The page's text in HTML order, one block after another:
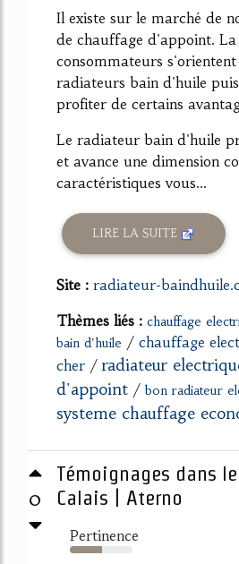
Il existe sur le marché de
de chauffage d'appoint.
consommateurs
radiateurs bain d'huile
profiter de certains
Le radiateur bain d'huile
et avance une dimension
caractéristiques vous...
LIRE LA SUITE
Site : radiateur-
Thèmes liés : chauffage
bain d'huile / chauffage
cher / radiateur
d'appoint / bon radiateur
systeme chauffage
0
Témoignages dans
Calais | Aterno
Pertinence
52%